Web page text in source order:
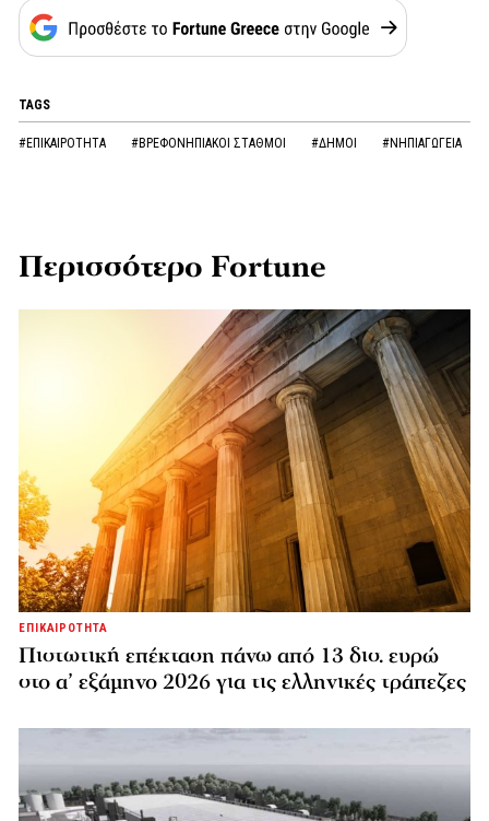
TAGS
#ΕΠΙΚΑΙΡΟΤΗΤΑ #ΒΡΕΦΟΝΗΠΙΑΚΟΙ ΣΤΑΘΜΟΙ #ΔΗΜΟΙ #ΝΗΠΙΑΓΩΓΕΙΑ
Περισσότερο Fortune
ΕΠΙΚΑΙΡΟΤΗΤΑ
Πιστωτική επέκταση πάνω από 13 δισ. ευρώ
στο α’ εξάμηνο 2026 για τις ελληνικές τράπεζες